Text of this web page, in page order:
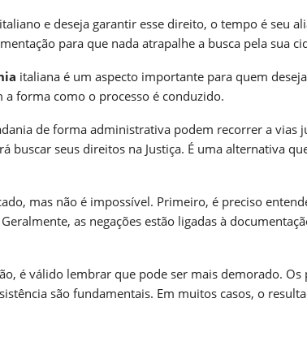
e deseja garantir esse direito, o tempo é seu
para que nada atrapalhe a busca pela sua
italiana é um aspecto importante para quem
a forma como o processo é conduzido.
de forma administrativa podem recorrer a vias
buscar seus direitos na Justiça. É uma alternativa
mas não é impossível. Primeiro, é preciso
as negações estão ligadas à
é válido lembrar que pode ser mais demorado.
são fundamentais. Em muitos casos, o